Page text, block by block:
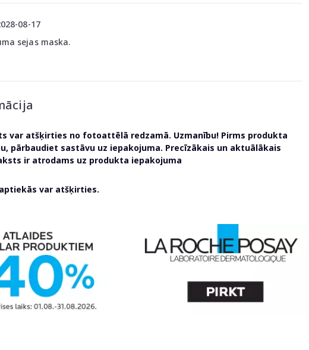
08-17
sejas maska.
var atšķirties no fotoattēlā redzamā. Uzmanību! Pirms produkta
pārbaudiet sastāvu uz iepakojuma. Precīzākais un aktuālākais
ir atrodams uz produkta iepakojuma
var atšķirties.